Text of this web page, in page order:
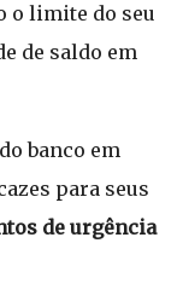
o limite do seu
de saldo em
banco em
para seus
de urgência